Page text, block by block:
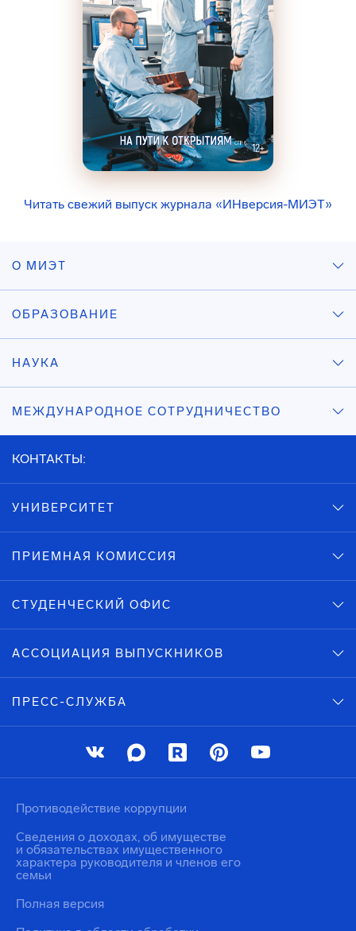
Читать свежий выпуск журнала «ИНверсия-МИЭТ»
О МИЭТ
ОБРАЗОВАНИЕ
НАУКА
МЕЖДУНАРОДНОЕ СОТРУДНИЧЕСТВО
КОНТАКТЫ:
УНИВЕРСИТЕТ
ПРИЕМНАЯ КОМИССИЯ
СТУДЕНЧЕСКИЙ ОФИС
АССОЦИАЦИЯ ВЫПУСКНИКОВ
ПРЕСС-СЛУЖБА
Противодействие коррупции
Сведения о доходах, об имуществе
и обязательствах имущественного
характера руководителя и членов его
семьи
Полная версия